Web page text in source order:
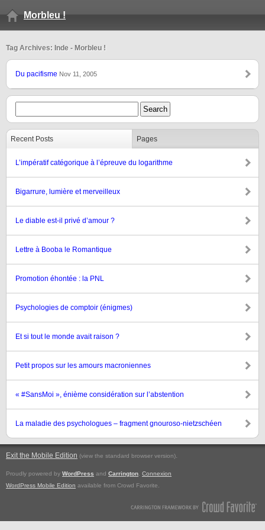
Morbleu !
Tag Archives: Inde - Morbleu !
Du pacifisme Nov 11, 2005
Recent Posts Pages
L’impératif catégorique à l’épreuve du logarithme
Bigarrure, lumière et merveilleux
Le diable est-il privé d’amour ?
Lettre à Booba le Romantique
Promotion éhontée : la PNL
Psychologies de comptoir (énigmes)
Et si tout le monde avait raison ?
Petit propos sur les amours macroniennes
« #SansMoi », énième considération sur l’abstention
La maladie des psychologues – fragment gnouroso-nietzschéen
Exit the Mobile Edition (view the standard browser version).
Proudly powered by WordPress and Carrington Connexion
WordPress Mobile Edition available from Crowd Favorite.